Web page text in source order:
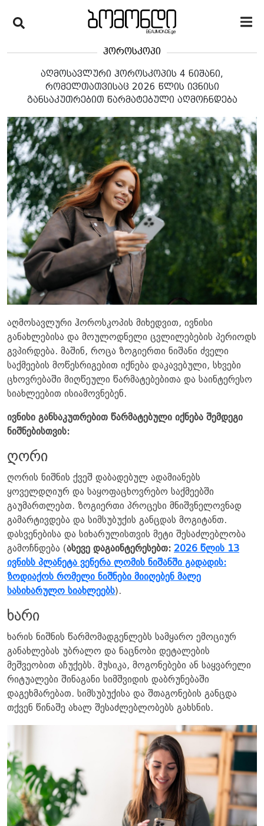
ჰოროსკოპი
აღმოსავლური ჰოროსკოპის 4 ნიშანი,
რომელთათვისაც 2026 წლის ივნისი
განსაკუთრებით წარმატებული აღმოჩნდება
აღმოსავლური ჰოროსკოპის მიხედვით, ივნისი
განახლებისა და მოულოდნელი ცვლილებების პერიოდს
გვპირდება. მაშინ, როცა ზოგიერთი ნიშანი ძველი
საქმეების მოწესრიგებით იქნება დაკავებული, სხვები
ცხოვრებაში მიღწეული წარმატებებითა და საინტერესო
სიახლეებით ისიამოვნებენ.
ივნისი განსაკუთრებით წარმატებული იქნება შემდეგი
ნიშნებისთვის:
ღორი
ღორის ნიშნის ქვეშ დაბადებულ ადამიანებს
ყოველდღიურ და საყოფაცხოვრებო საქმეებში
გაუმართლებთ. ზოგიერთი პროცესი მნიშვნელოვნად
გამარტივდება და სიმსუბუქის განცდას მოგიტანთ.
დასვენებისა და სიხარულისთვის მეტი შესაძლებლობა
გამოჩნდება (ასევე დაგაინტერესებთ: 2026 წლის 13
ივნისს პლანეტა ვენერა ლომის ნიშანში გადადის:
ზოდიაქოს რომელი ნიშნები მიიღებენ მალე
სასიხარულო სიახლეებს).
ხარი
ხარის ნიშნის წარმომადგენლებს სამყარო ემოციურ
განახლებას უბრალო და ნაცნობი დეტალების
მეშვეობით აჩუქებს. მუსიკა, მოგონებები ან საყვარელი
რიტუალები შინაგანი სიმშვიდის დაბრუნებაში
დაგეხმარებათ. სიმსუბუქისა და შთაგონების განცდა
თქვენ წინაშე ახალ შესაძლებლობებს გახსნის.